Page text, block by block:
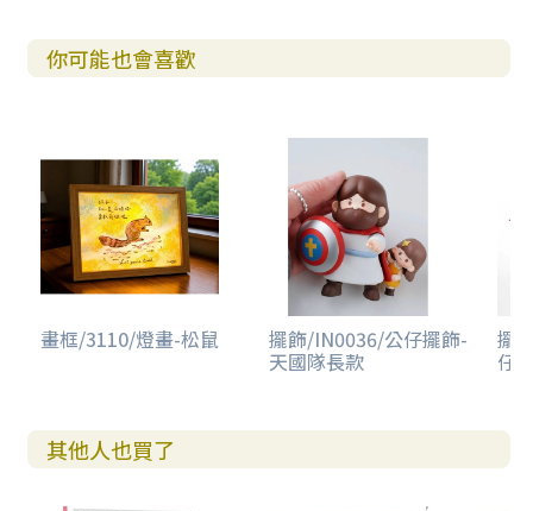
你可能也會喜歡
畫框/3110/燈畫-松鼠 擺飾/IN0036/公仔擺飾-
天國隊長款
擺
仔
其他人也買了